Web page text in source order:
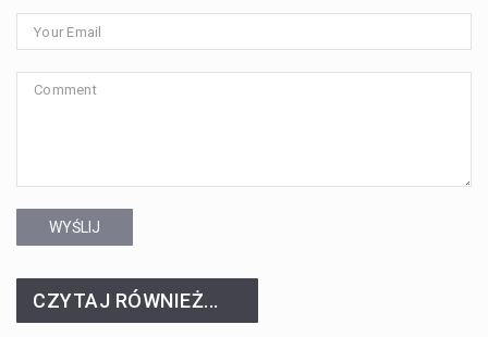
WYŚLIJ
CZYTAJ RÓWNIEŻ...